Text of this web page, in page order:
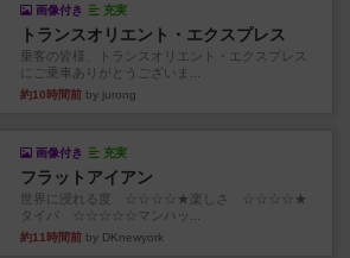
画像付き 充実
トランスオリエント・エクスプレス
乗客の皆様、トランスオリエント・エクスプレス
にご乗車ありがとうございま...
約10時間前 by jurong
画像付き 充実
フラットアイアン
世界に浸れる度 ☆☆☆☆★楽しさ ☆☆☆☆★
タイパ ☆☆☆☆☆マンハッ...
約11時間前 by DKnewyork